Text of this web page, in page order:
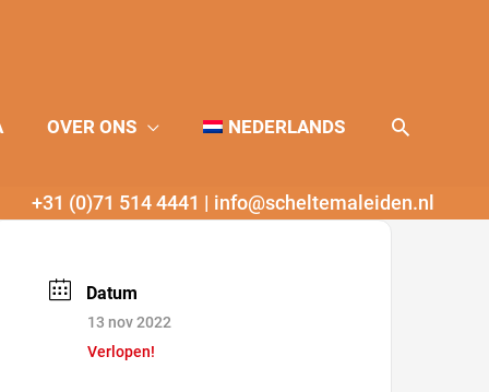
OVER ONS NEDERLANDS Zoeken
+31 (0)71 514 4441 | info@scheltemaleiden.nl
Datum
13 nov 2022
Verlopen!